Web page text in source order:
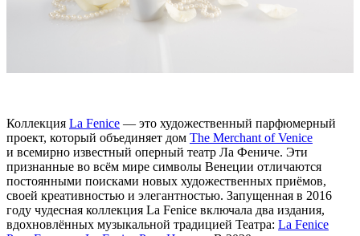
Коллекция La Fenice — это художественный парфюмерный
проект, который объединяет дом The Merchant of Venice
и всемирно известный оперный театр Ла Фениче. Эти
признанные во всём мире символы Венеции отличаются
постоянными поисками новых художественных приёмов,
своей креативностью и элегантностью. Запущенная в 2016
году чудесная коллекция La Fenice включала два издания,
вдохновлённых музыкальной традицией Театра: La Fenice